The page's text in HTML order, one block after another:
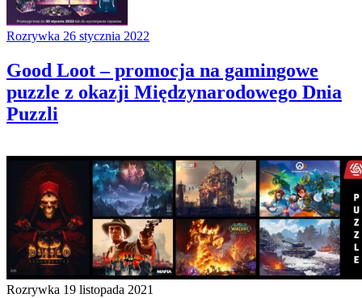
Rozrywka 26 stycznia 2022
Good Loot – promocja na gamingowe
puzzle z okazji Międzynarodowego Dnia
Puzzli
Rozrywka 19 listopada 2021